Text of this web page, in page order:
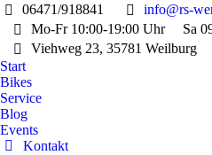
06471/918841
info@rs-
Mo-Fr 10:00-19:00 Uhr
Sa
Viehweg 23, 35781 Weilburg
Start
Bikes
Service
Blog
Events
Kontakt